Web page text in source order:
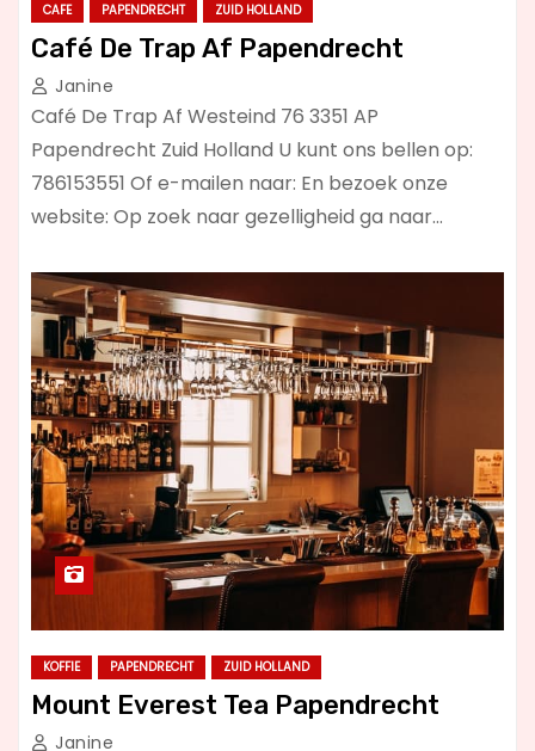
CAFE PAPENDRECHT ZUID HOLLAND
Café De Trap Af Papendrecht
Janine
Café De Trap Af Westeind 76 3351 AP
Papendrecht Zuid Holland U kunt ons bellen op:
786153551 Of e-mailen naar: En bezoek onze
website: Op zoek naar gezelligheid ga naar…
KOFFIE PAPENDRECHT ZUID HOLLAND
Mount Everest Tea Papendrecht
Janine